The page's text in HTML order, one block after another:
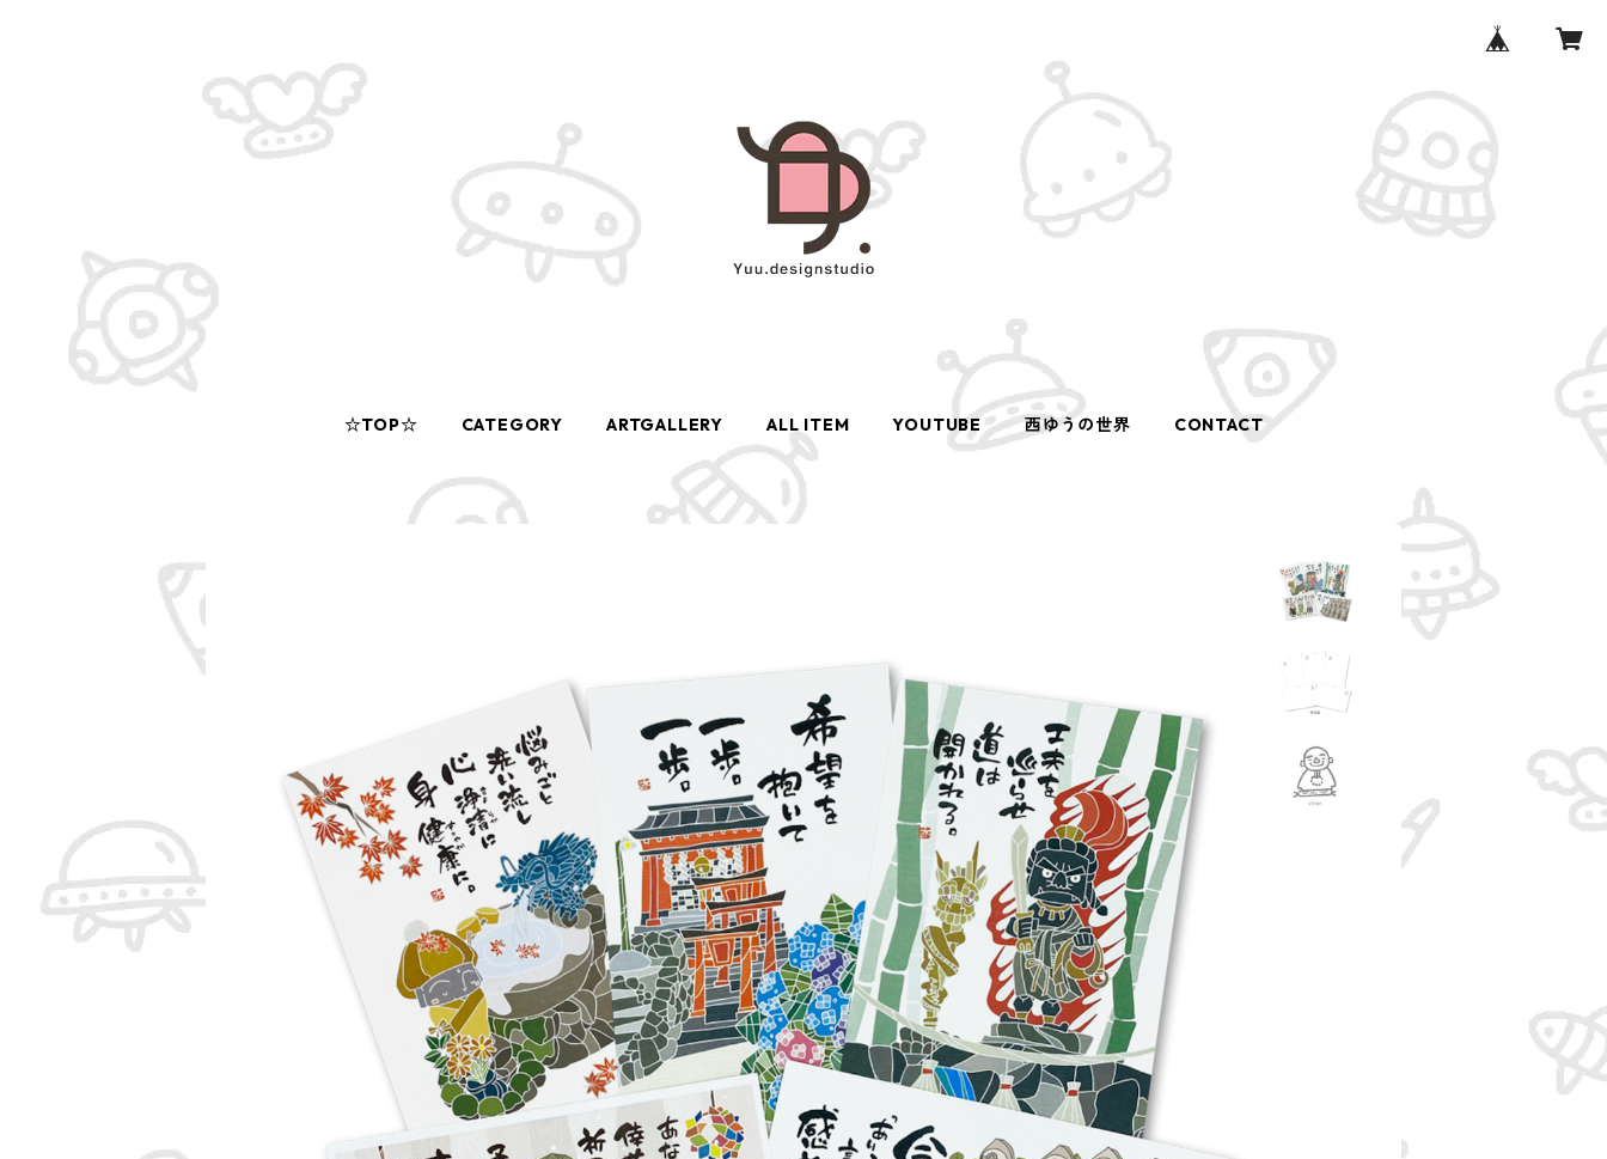
☆TOP☆ CATEGORY ARTGALLERY ALL ITEM YOUTUBE 西ゆうの世界 CONTACT